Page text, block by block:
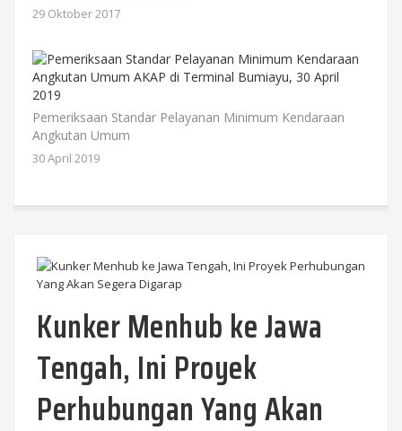
29 Oktober 2017
Pemeriksaan Standar Pelayanan Minimum Kendaraan
Angkutan Umum
30 April 2019
Kunker Menhub ke Jawa
Tengah, Ini Proyek
Perhubungan Yang Akan